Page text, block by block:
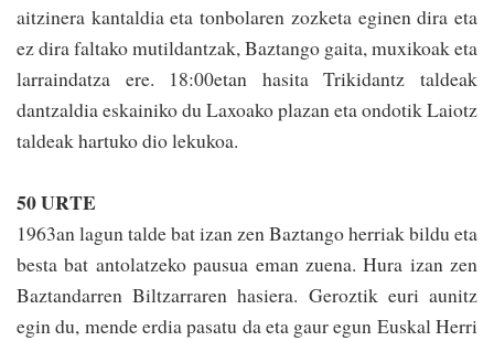
aitzinera kantaldia eta tonbolaren zozketa eginen dira eta
ez dira faltako mutildantzak, Baztango gaita, muxikoak eta
la­rrain­datza ere. 18:00e­tan hasita Trikidantz taldeak
dantzaldia eskainiko du Laxoako plazan eta ondotik Laiotz
taldeak hartuko dio lekukoa.
50 URTE
1963an lagun talde bat izan zen Baztango herriak bildu eta
besta bat antolatzeko pausua eman zuena. Hura izan zen
Baztandarren Bil­tzarraren hasiera. Geroztik euri aunitz
egin du, mende erdia pasatu da eta gaur egun Euskal Herri